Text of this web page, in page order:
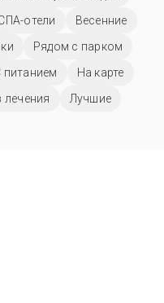
отели
Весенние
Рядом с парком
питанием
На карте
лечения
Лучшие